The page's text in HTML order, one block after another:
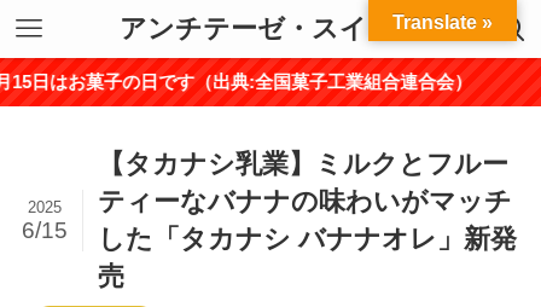
アンチテーゼ・スイーツ
子の日です（出典:全国菓子工業組合連合会）
【タカナシ乳業】ミルクとフルー
ティーなバナナの味わいがマッチ
した「タカナシ バナナオレ」新発
売
2025
6/15
Translate »